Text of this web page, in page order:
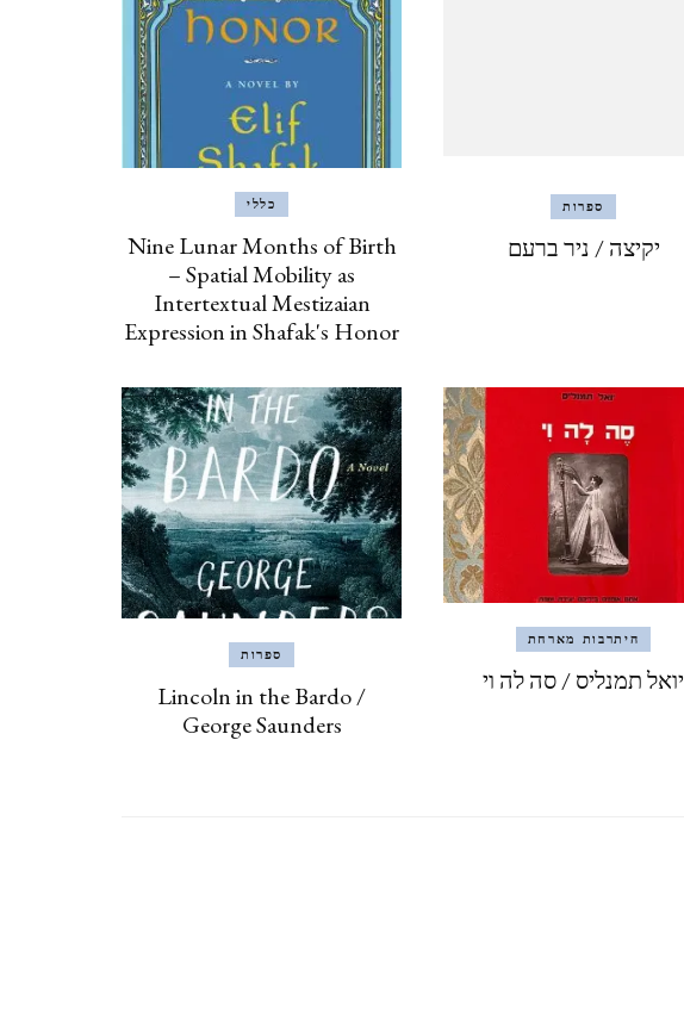
איסטנבול, טורקיה, 2019
ISTANBUL, TURKEY
אילת וטאבה (מ 2017) EILAT
& TABA
פראג, אוגוסט, 2017 PRAGUE
CZECH REPUBLIC
וארנה (מ 2015) VARNA,
BULGARIA
ספרות
יקיצה / ניר ברעם
כללי
Nine Lunar Months of Birth
– Spatial Mobility as
Intertextual Mestizaian
Expression in Shafak's Honor
היתרבות מארחת
יואל תמנליס / סה לה וי
ספרות
Lincoln in the Bardo /
George Saunders